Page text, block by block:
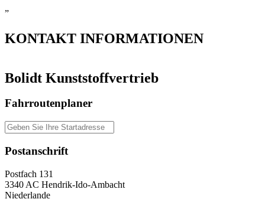
”
KONTAKT INFORMATIONEN
Bolidt Kunststoffvertrieb
Fahrroutenplaner
Postanschrift
Postfach 131
3340 AC Hendrik-Ido-Ambacht
Niederlande